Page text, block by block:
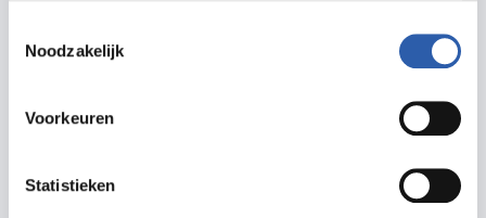
Noodzakelijk
Voorkeuren
Statistieken